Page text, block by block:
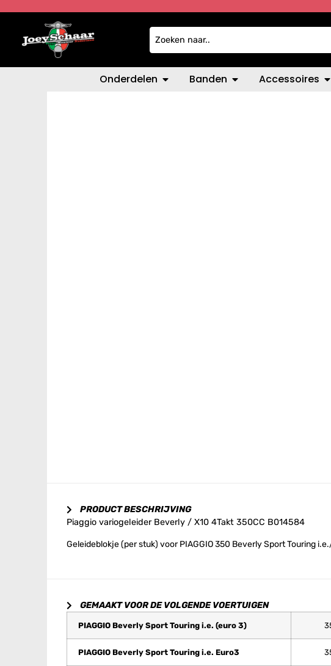
Onderdelen Banden Accessoires
PRODUCT BESCHRIJVING
Piaggio variogeleider Beverly / X10 4Takt 350CC B014584
Geleideblokje (per stuk) voor PIAGGIO 350 Beverly Sport Touring
GEMAAKT VOOR DE VOLGENDE VOERTUIGEN
PIAGGIO Beverly Sport Touring i.e. (euro 3)
PIAGGIO Beverly Sport Touring i.e. Euro3